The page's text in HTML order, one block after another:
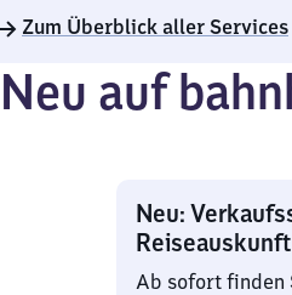
22
Zum Überblick aller Services
Neu auf
Neu:
Reiseauskunft
Ab sofort finden